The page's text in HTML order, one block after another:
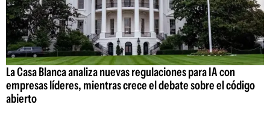
La Casa Blanca analiza nuevas regulaciones para IA con
empresas líderes, mientras crece el debate sobre el código
abierto